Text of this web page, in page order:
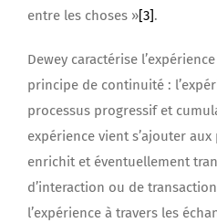
entre les choses »[3] .
Dewey caractérise
principe de continuité :
processus progressif et
expérience vient s’ajouter aux
enrichit et éventuellement
d’interaction ou de
l’expérience à travers les